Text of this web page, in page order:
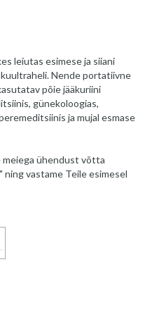
leiutas esimese ja siiani
Nende portatiivne
põie jääkuriini
günekoloogias,
ja mujal esmase
meiega ühendust võtta
ning vastame Teile esimesel